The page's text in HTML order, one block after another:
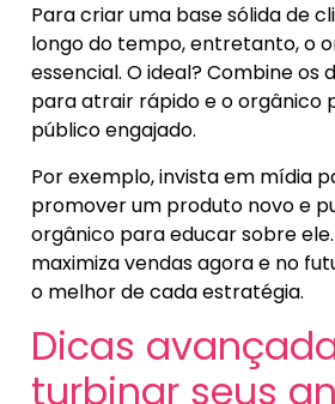
Para criar uma base sólida de
longo do tempo, entretanto, o
essencial. O ideal? Combine os
para atrair rápido e o orgânico
público engajado.
Por exemplo, invista em mídia
promover um produto novo e
orgânico para educar sobre
maximiza vendas agora e no
o melhor de cada estratégia.
Dicas
turbinar seus